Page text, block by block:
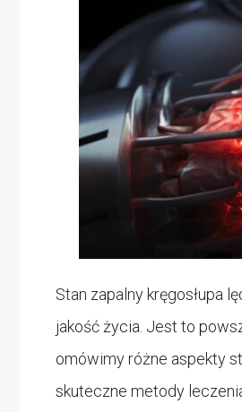
Stan zapalny kręgosłupa
jakość życia. Jest to
omówimy różne aspekty
skuteczne metody